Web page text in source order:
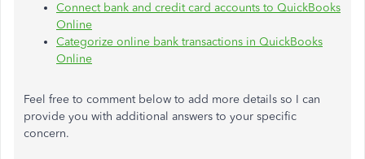
Connect bank and credit card accounts to QuickBooks
Online
Categorize online bank transactions in QuickBooks
Online
Feel free to comment below to add more details so I can
provide you with additional answers to your specific
concern.